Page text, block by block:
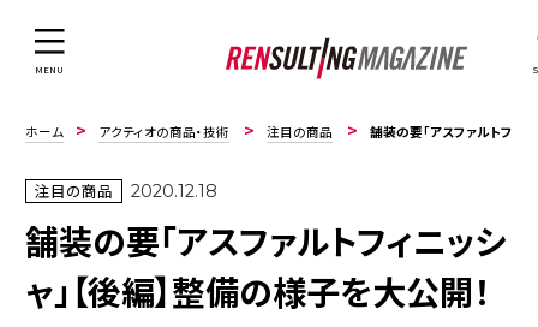
MENU
ホーム アクティオの商品・技術 注目の商品 舗装の要「アスファルトフィニッシャ」【後編】整備の様子を大公開！
注目の商品 2020.12.18
舗装の要「アスファルトフィニッシ
ャ」【後編】整備の様子を大公開！